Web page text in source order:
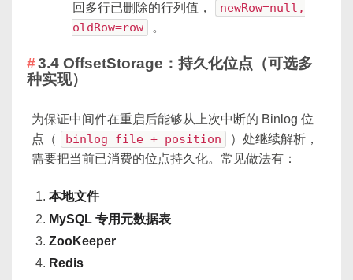
回多行已删除的行列值，
newRow=null,
oldRow=row
。
3.4 OffsetStorage：持久化位点（可选多
种实现）
为保证中间件在重启后能够从上次中断的 Binlog 位
点（
binlog file + position
）处继续解析，
需要把当前已消费的位点持久化。常见做法有：
本地文件
MySQL 专用元数据表
ZooKeeper
Redis